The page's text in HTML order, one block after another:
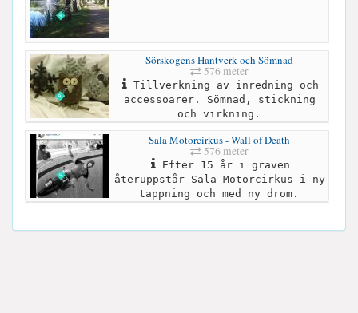
Sörskogens Hantverk och Sömnad
576 meter
Tillverkning av inredning och
accessoarer. Sömnad, stickning
och virkning.
Sala Motorcirkus - Wall of Death
576 meter
Efter 15 år i graven
återuppstår Sala Motorcirkus i ny
tappning och med ny drom.